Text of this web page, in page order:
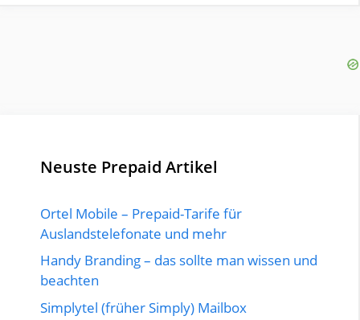
Neuste Prepaid Artikel
Ortel Mobile – Prepaid-Tarife für
Auslandstelefonate und mehr
Handy Branding – das sollte man wissen und
beachten
Simplytel (früher Simply) Mailbox